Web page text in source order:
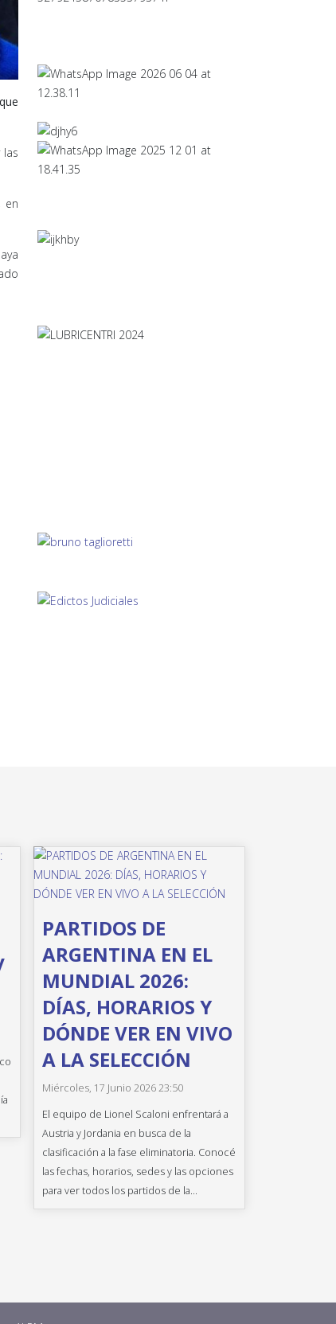
en
PARTIDOS DE
ARGENTINA EN EL
MUNDIAL 2026:
DÍAS, HORARIOS Y
DÓNDE VER EN VIVO
A LA SELECCIÓN
Miércoles, 17 Junio 2026 23:50
El equipo de Lionel Scaloni enfrentará a
Austria y Jordania en busca de la
clasificación a la fase eliminatoria. Conocé
las fechas, horarios, sedes y las opciones
para ver todos los partidos de la...